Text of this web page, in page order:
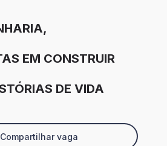
EM CONSTRUIR
DE VIDA
Compartilhar vaga